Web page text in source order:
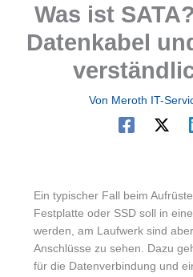
Was ist
Datenkabel
Von Meroth IT-
Ein typischer Fall beim
Festplatte oder SSD soll in
werden, am Laufwerk sind
Anschlüsse zu sehen. Dazu
für die Datenverbindung und